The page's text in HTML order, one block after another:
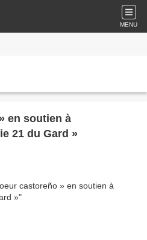
MENU
en soutien à
21 du Gard »